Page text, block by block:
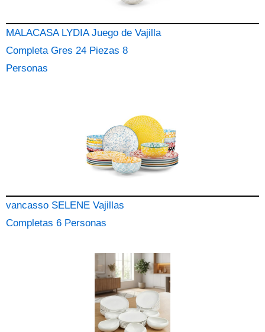
MALACASA LYDIA Juego de Vajilla
Completa Gres 24 Piezas 8
Personas
vancasso SELENE Vajillas
Completas 6 Personas